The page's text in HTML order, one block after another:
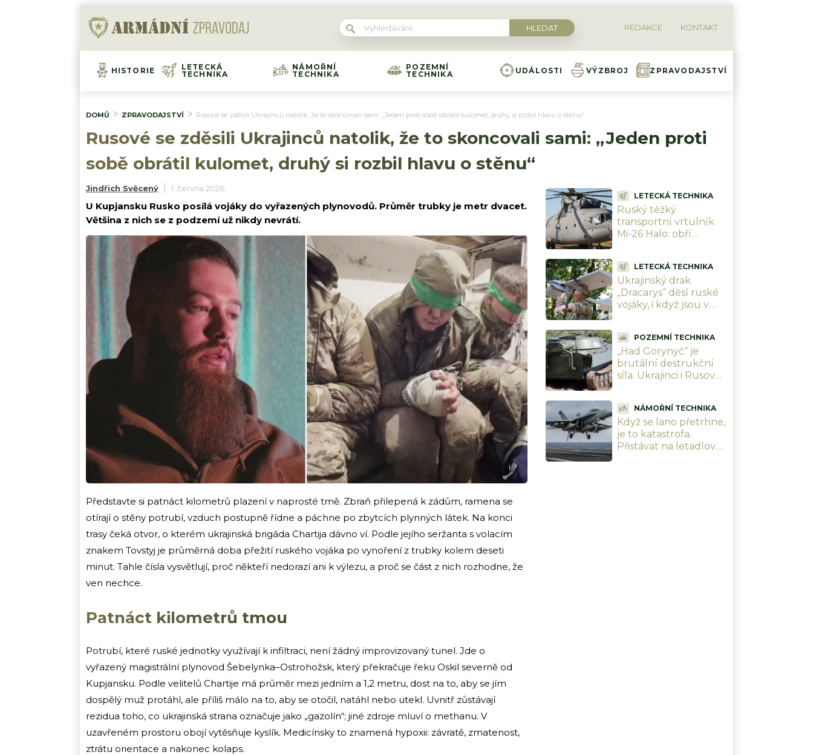
REDAKCE KONTAKT
HISTORIE
LETECKÁ
TECHNIKA
NÁMOŘNÍ
TECHNIKA
POZEMNÍ
TECHNIKA
UDÁLOSTI VÝZBROJ ZPRAVODAJSTVÍ
DOMŮ ZPRAVODAJSTVÍ Rusové se zděsili Ukrajinců natolik, že to skoncovali sami: „Jeden proti sobě obrátil kulomet, druhý si rozbil hlavu o stěnu“
Rusové se zděsili Ukrajinců natolik, že to skoncovali sami: „Jeden proti
sobě obrátil kulomet, druhý si rozbil hlavu o stěnu“
Jindřich Svěcený 1. června 2026
U Kupjansku Rusko posílá vojáky do vyřazených plynovodů. Průměr trubky je metr dvacet.
Většina z nich se z podzemí už nikdy nevrátí.
i
Představte si patnáct kilometrů plazení v naprosté tmě. Zbraň přilepená k zádům, ramena se
otírají o stěny potrubí, vzduch postupně řídne a páchne po zbytcích plynných látek. Na konci
trasy čeká otvor, o kterém ukrajinská brigáda Chartija dávno ví. Podle jejího seržanta s volacím
znakem Tovstyj je průměrná doba přežití ruského vojáka po vynoření z trubky kolem deseti
minut. Tahle čísla vysvětlují, proč někteří nedorazí ani k výlezu, a proč se část z nich rozhodne, že
ven nechce.
Patnáct kilometrů tmou
Potrubí, které ruské jednotky využívají k infiltraci, není žádný improvizovaný tunel. Jde o
vyřazený magistrální plynovod Šebelynka–Ostrohožsk, který překračuje řeku Oskil severně od
Kupjansku. Podle velitelů Chartije má průměr mezi jedním a 1,2 metru, dost na to, aby se jím
dospělý muž protáhl, ale příliš málo na to, aby se otočil, natáhl nebo utekl. Uvnitř zůstávají
rezidua toho, co ukrajinská strana označuje jako „gazolín“; jiné zdroje mluví o methanu. V
uzavřeném prostoru obojí vytěsňuje kyslík. Medicínsky to znamená hypoxii: závratě, zmatenost,
ztrátu orientace a nakonec kolaps.
LETECKÁ TECHNIKA
Ruský těžký
transportní vrtulník
Mi-26 Halo: obří
odnést dopravní
letadlo
LETECKÁ TECHNIKA
Ukrajinský drak
„Dracarys“ děsí ruské
vojáky, i když jsou v
°C
POZEMNÍ TECHNIKA
„Had Gorynyč“ je
brutální destrukční
síla. Ukrajinci i Rusové
NÁMOŘNÍ TECHNIKA
Když se lano přetrhne,
je to katastrofa.
Přistávat na letadlové